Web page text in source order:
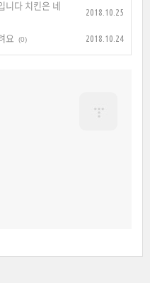
니다 치킨은 네
2018.10.25
요 (0) 2018.10.24